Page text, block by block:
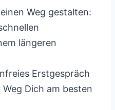
Weg gestalten:
längeren
Erstgespräch
Dich am besten